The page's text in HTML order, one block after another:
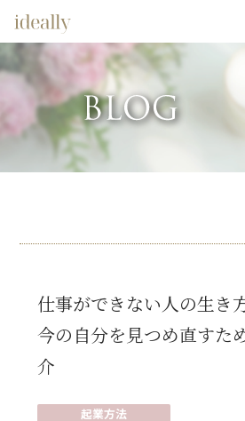
仕事ができない人の生き
今の自分を見つめ直すた
介
起業方法